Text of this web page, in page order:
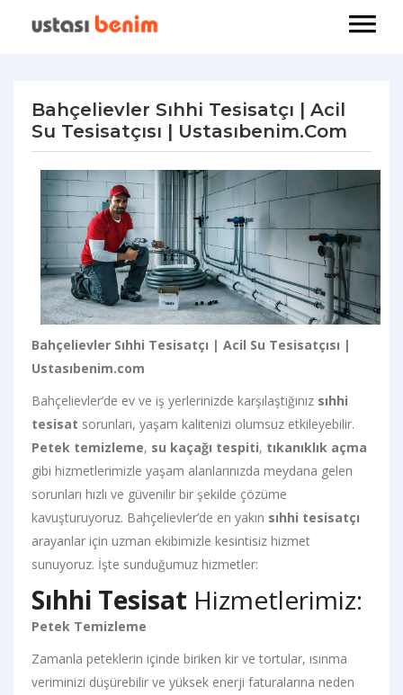
Bahçelievler Sıhhi Tesisatçı | Acil
Su Tesisatçısı | Ustasıbenim.com
Bahçelievler Sıhhi Tesisatçı | Acil Su Tesisatçısı |
Ustasıbenim.com
Bahçelievler’de ev ve iş yerlerinizde karşılaştığınız sıhhi
tesisat sorunları, yaşam kalitenizi olumsuz etkileyebilir.
Petek temizleme, su kaçağı tespiti, tıkanıklık açma
gibi hizmetlerimizle yaşam alanlarınızda meydana gelen
sorunları hızlı ve güvenilir bir şekilde çözüme
kavuşturuyoruz. Bahçelievler’de en yakın sıhhi tesisatçı
arayanlar için uzman ekibimizle kesintisiz hizmet
sunuyoruz. İşte sunduğumuz hizmetler:
Sıhhi Tesisat Hizmetlerimiz:
Petek Temizleme
Zamanla peteklerin içinde biriken kir ve tortular, ısınma
veriminizi düşürebilir ve yüksek enerji faturalarına neden